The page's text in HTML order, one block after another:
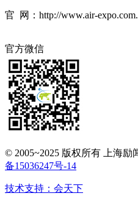
官 网：http://www.air-
官方微信
© 2005~2025 版权所有 上海励
备15036247号-14
技术支持：会天下